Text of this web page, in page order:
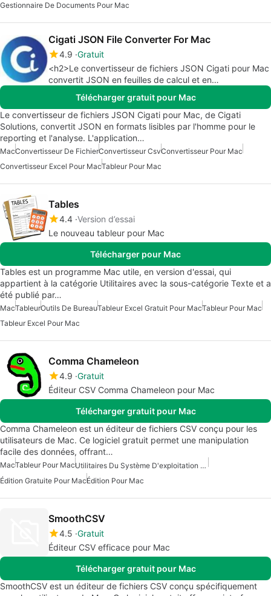
Gestionnaire De Documents Pour Mac
Cigati JSON File Converter For Mac
4.9 Gratuit
<h2>Le convertisseur de fichiers JSON Cigati pour Mac
convertit JSON en feuilles de calcul et en
Télécharger gratuit pour Mac
Le convertisseur de fichiers JSON Cigati pour Mac, de Cigati
Solutions, convertit JSON en formats lisibles par l'homme pour le
reporting et l'analyse. L'application…
MacConvertisseur De FichierConvertisseur CsvConvertisseur Pour Mac
Convertisseur Excel Pour MacTableur Pour Mac
Tables
4.4 Version d’essai
Le nouveau tableur pour Mac
Télécharger pour Mac
Tables est un programme Mac utile, en version d'essai, qui
appartient à la catégorie Utilitaires avec la sous-catégorie Texte et a
été publié par…
MacTableurOutils De BureauTableur Excel Gratuit Pour MacTableur Pour Mac
Tableur Excel Pour Mac
Comma Chameleon
4.9 Gratuit
Éditeur CSV Comma Chameleon pour Mac
Télécharger gratuit pour Mac
Comma Chameleon est un éditeur de fichiers CSV conçu pour les
utilisateurs de Mac. Ce logiciel gratuit permet une manipulation
facile des données, offrant…
MacTableur Pour Mac
Utilitaires Du Système D'exploitation Pour Mac
Édition Gratuite Pour MacÉdition Pour Mac
SmoothCSV
4.5 Gratuit
Éditeur CSV efficace pour Mac
Télécharger gratuit pour Mac
SmoothCSV est un éditeur de fichiers CSV conçu spécifiquement